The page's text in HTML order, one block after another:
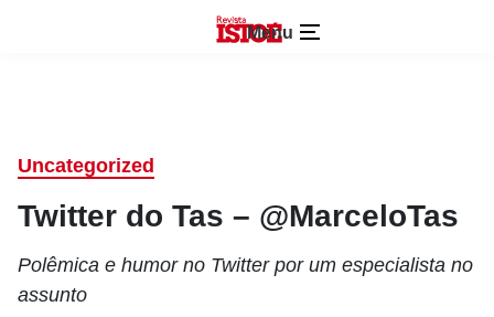
Menu
Uncategorized
Twitter do Tas – @MarceloTas
Polêmica e humor no Twitter por um especialista no
assunto